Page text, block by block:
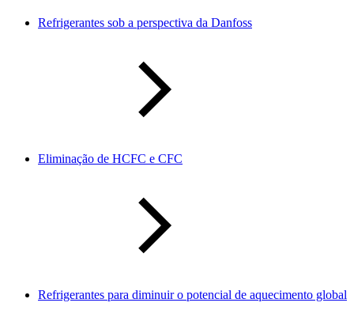
Refrigerantes sob a perspectiva da Danfoss
Eliminação de HCFC e CFC
Refrigerantes para diminuir o potencial de aquecimento global